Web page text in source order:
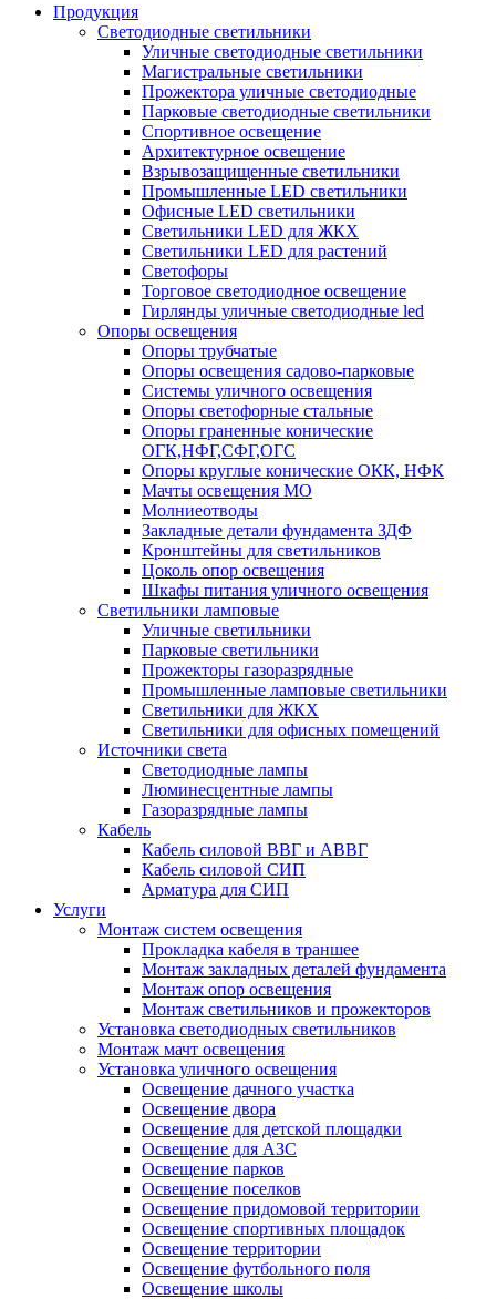
Продукция
Светодиодные светильники
Уличные светодиодные светильники
Магистральные светильники
Прожектора уличные светодиодные
Парковые светодиодные светильники
Спортивное освещение
Архитектурное освещение
Взрывозащищенные светильники
Промышленные LED светильники
Офисные LED светильники
Cветильники LED для ЖКХ
Светильники LED для растений
Светофоры
Торговое светодиодное освещение
Гирлянды уличные светодиодные led
Опоры освещения
Опоры трубчатые
Опоры освещения садово-парковые
Системы уличного освещения
Опоры светофорные стальные
Опоры граненные конические
ОГК,НФГ,СФГ,ОГС
Опоры круглые конические ОКК, НФК
Мачты освещения МО
Молниеотводы
Закладные детали фундамента ЗДФ
Кронштейны для светильников
Цоколь опор освещения
Шкафы питания уличного освещения
Светильники ламповые
Уличные светильники
Парковые светильники
Прожекторы газоразрядные
Промышленные ламповые светильники
Светильники для ЖКХ
Светильники для офисных помещений
Источники света
Светодиодные лампы
Люминесцентные лампы
Газоразрядные лампы
Кабель
Кабель силовой ВВГ и АВВГ
Кабель силовой СИП
Арматура для СИП
Услуги
Монтаж систем освещения
Прокладка кабеля в траншее
Монтаж закладных деталей фундамента
Монтаж опор освещения
Монтаж светильников и прожекторов
Установка светодиодных светильников
Монтаж мачт освещения
Установка уличного освещения
Освещение дачного участка
Освещение двора
Освещение для детской площадки
Освещение для АЗС
Освещение парков
Освещение поселков
Освещение придомовой территории
Освещение спортивных площадок
Освещение территории
Освещение футбольного поля
Освещение школы